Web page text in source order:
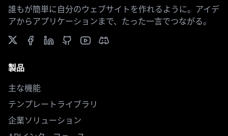
誰もが簡単に自分のウェブサイトを作れるように。アイデ
アからアプリケーションまで、たった一言でつながる。
製品
主な機能
テンプレートライブラリ
企業ソリューション